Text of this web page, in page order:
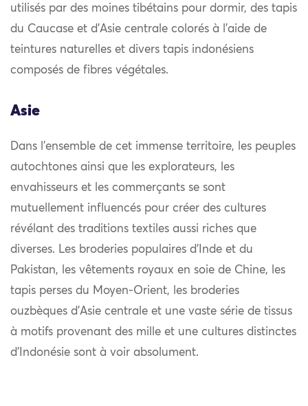
utilisés par des moines tibétains pour dormir, des tapis
du Caucase et d’Asie centrale colorés à l’aide de
teintures naturelles et divers tapis indonésiens
composés de fibres végétales.
Asie
Dans l’ensemble de cet immense territoire, les peuples
autochtones ainsi que les explorateurs, les
envahisseurs et les commerçants se sont
mutuellement influencés pour créer des cultures
révélant des traditions textiles aussi riches que
diverses. Les broderies populaires d’Inde et du
Pakistan, les vêtements royaux en soie de Chine, les
tapis perses du Moyen-Orient, les broderies
ouzbèques d’Asie centrale et une vaste série de tissus
à motifs provenant des mille et une cultures distinctes
d’Indonésie sont à voir absolument.